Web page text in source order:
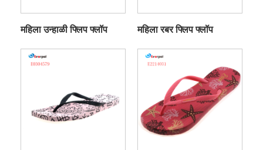
महिला उन्हाळी फ्लिप फ्लॉप महिला रबर फ्लिप फ्लॉप